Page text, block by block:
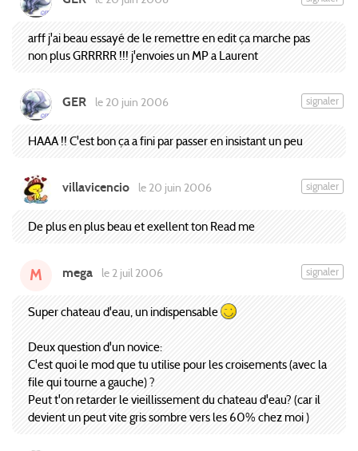
arff j'ai beau essayé de le remettre en edit ça marche pas
non plus GRRRRR !!! j'envoies un MP a Laurent
GER le 20 juin 2006 signaler
HAAA !! C'est bon ça a fini par passer en insistant un peu
villavicencio le 20 juin 2006 signaler
De plus en plus beau et exellent ton Read me
M mega le 2 juil 2006 signaler
Super chateau d'eau, un indispensable
Deux question d'un novice:
C'est quoi le mod que tu utilise pour les croisements (avec la
file qui tourne a gauche) ?
Peut t'on retarder le vieillissement du chateau d'eau? (car il
devient un peut vite gris sombre vers les 60% chez moi )